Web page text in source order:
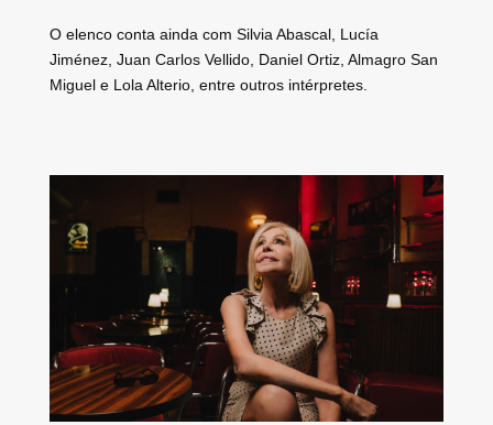
O elenco conta ainda com Silvia Abascal, Lucía
Jiménez, Juan Carlos Vellido, Daniel Ortiz, Almagro San
Miguel e Lola Alterio, entre outros intérpretes.